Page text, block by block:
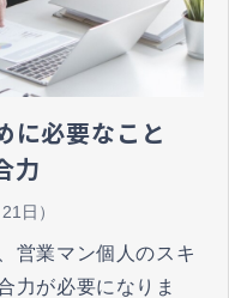
に必要なこと
力
日 ）
営業マン個人のスキ
力が必要になりま